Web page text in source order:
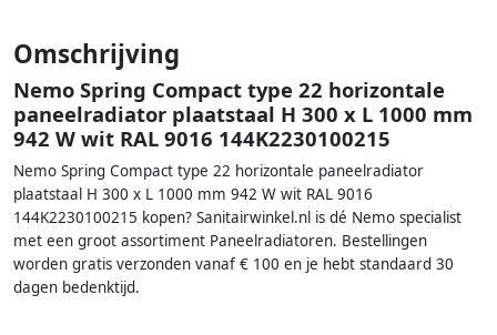
Omschrijving
Nemo Spring Compact type 22 horizontale
paneelradiator plaatstaal H 300 x L 1000 mm
942 W wit RAL 9016 144K2230100215
Nemo Spring Compact type 22 horizontale paneelradiator
plaatstaal H 300 x L 1000 mm 942 W wit RAL 9016
144K2230100215 kopen? Sanitairwinkel.nl is dé Nemo specialist
met een groot assortiment Paneelradiatoren. Bestellingen
worden gratis verzonden vanaf € 100 en je hebt standaard 30
dagen bedenktijd.